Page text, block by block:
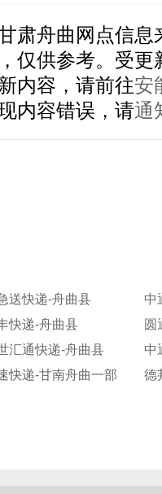
肃舟曲 网点信息
仅供参考。受更
内容，请前往安
内容错误，请通
送快递-舟曲县
中
快递-舟曲县
汇通快递-舟曲县
中
快递-甘南舟曲一部
德